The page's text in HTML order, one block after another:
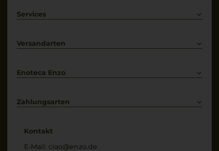
Weißwein
Services
Kontakt
Versandarten
Enoteca Enzo
Bewertungs-Richtlinien
Zahlungsarten
Kontakt
E-Mail: ciao@enzo.de